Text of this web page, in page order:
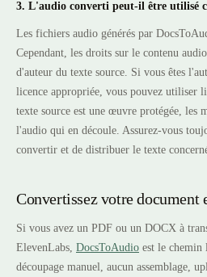
3. L'audio converti peut-il être utilisé
Les fichiers audio générés par
Cependant, les droits sur le contenu
d'auteur du texte source. Si vous êtes
licence appropriée, vous pouvez utiliser
texte source est une œuvre protégée, les
l'audio qui en découle. Assurez-vous
convertir et de distribuer le texte
Convertissez votre document
Si vous avez un PDF ou un DOCX à
ElevenLabs, DocsToAudio est le
découpage manuel, aucun assemblage,